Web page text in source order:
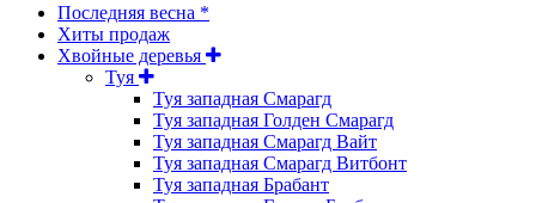
Последняя весна *
Хиты продаж
Хвойные деревья
Туя
Туя западная Смарагд
Туя западная Голден Смарагд
Туя западная Смарагд Вайт
Туя западная Смарагд Витбонт
Туя западная Брабант